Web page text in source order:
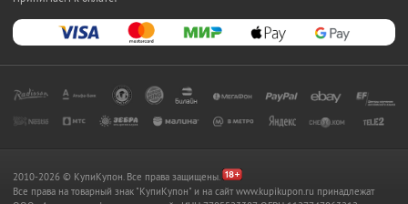
2010-2026 © КупиКупон. Все права защищены.
Все права на товарный знак "КупиКупон" и на сайт www.kupikupon.ru принадлежат